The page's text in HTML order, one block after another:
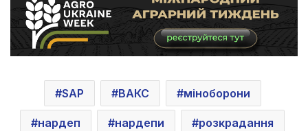
SAP ВАКС міноборони
нардеп нардепи розкрадання